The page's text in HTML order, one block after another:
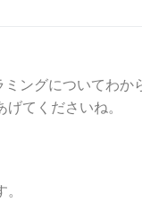
ングについてわか
てくださいね。